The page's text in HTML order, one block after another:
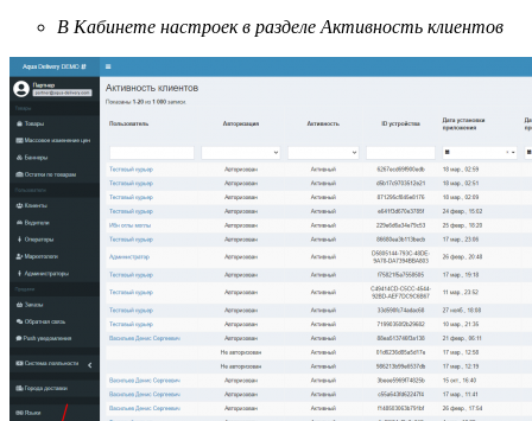
В Кабинете настроек в разделе Активность клиентов